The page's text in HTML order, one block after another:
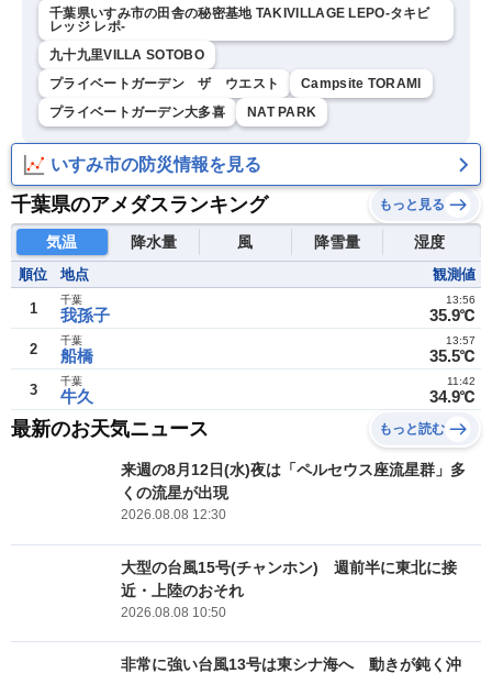
千葉県いすみ市の田舎の秘密基地 TAKIVILLAGE LEPO-タキビ
レッジ レポ-
九十九里VILLA SOTOBO
プライベートガーデン ザ ウエスト
Campsite TORAMI
プライベートガーデン大多喜
NAT PARK
いすみ市の防災情報を見る
千葉県のアメダスランキング もっと見る
気温 降水量 風 降雪量 湿度
順位 地点 観測値
1 我孫子
千葉
35.9℃
13:56
2 船橋
千葉
35.5℃
13:57
3 牛久
千葉
34.9℃
11:42
最新のお天気ニュース もっと読む
来週の8月12日(水)夜は「ペルセウス座流星群」多
くの流星が出現
2026.08.08 12:30
大型の台風15号(チャンホン) 週前半に東北に接
近・上陸のおそれ
2026.08.08 10:50
非常に強い台風13号は東シナ海へ 動きが鈍く沖